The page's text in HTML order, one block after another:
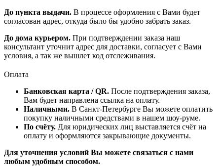
До пункта выдачи. В процессе оформления с Вами будет
согласован адрес, откуда было бы удобно забрать заказ.
До дома курьером. При подтверждении заказа наш
консультант уточнит адрес для доставки, согласует с Вами
условия, а так же вышлет код отслеживания.
Оплата
Банковская карта / QR. После подтверждения заказа,
Вам будет направлена ссылка на оплату.
Наличными. В Санкт-Петербурге Вы можете оплатить
покупку наличными средствами в нашем шоу-руме.
По счёту. Для юридических лиц выставляется счёт на
оплату и оформляются закрывающие документы.
Для уточнения условий Вы можете связаться с нами
любым удобным способом.